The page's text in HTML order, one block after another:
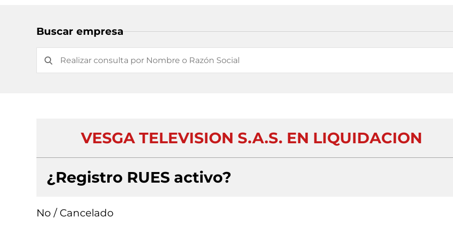
Buscar empresa
VESGA TELEVISION S.A.S. EN LIQUIDACION
¿Registro RUES activo?
No / Cancelado